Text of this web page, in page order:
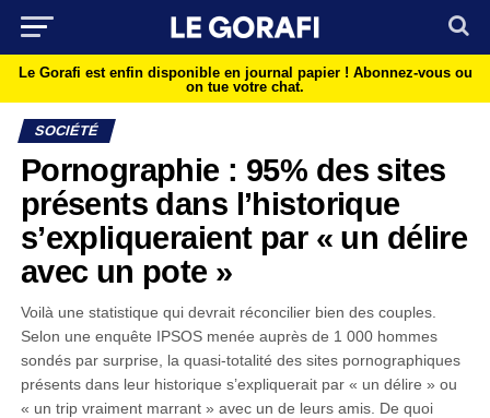
Le Gorafi est enfin disponible en journal papier ! Abonnez-vous ou
on tue votre chat.
SOCIÉTÉ
Pornographie : 95% des sites
présents dans l’historique
s’expliqueraient par « un délire
avec un pote »
Voilà une statistique qui devrait réconcilier bien des couples.
Selon une enquête IPSOS menée auprès de 1 000 hommes
sondés par surprise, la quasi-totalité des sites pornographiques
présents dans leur historique s’expliquerait par « un délire » ou
« un trip vraiment marrant » avec un de leurs amis. De quoi